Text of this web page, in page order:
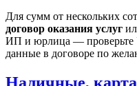
Для сумм от нескольких
договор оказания услуг
ИП и юрлица —
данные в договоре по